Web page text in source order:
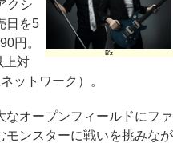
B'z
クシ
日を5
円。
上対
ットワーク）。
オープンフィールドにファ
モンスターに戦いを挑みなが